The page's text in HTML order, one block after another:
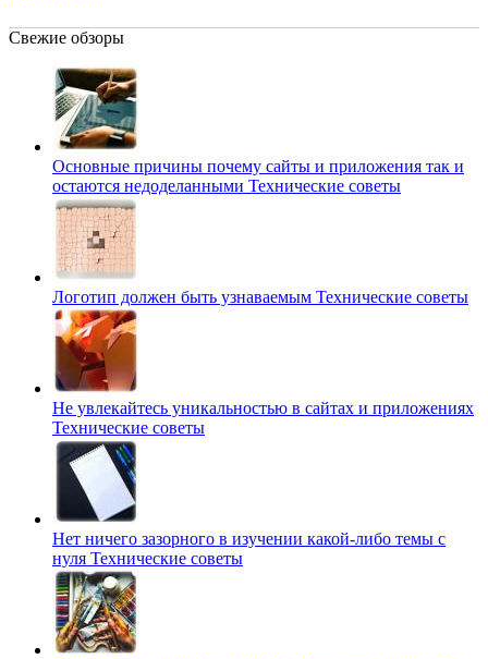
Свежие обзоры
Основные причины почему сайты и приложения так и
остаются недоделанными Технические советы
Логотип должен быть узнаваемым Технические советы
Не увлекайтесь уникальностью в сайтах и приложениях
Технические советы
Нет ничего зазорного в изучении какой-либо темы с
нуля Технические советы